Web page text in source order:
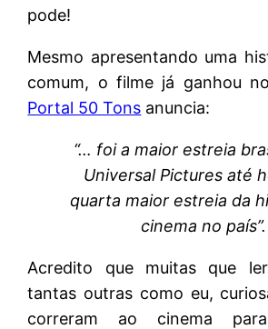
pode!
Mesmo apresentando uma
comum, o filme já ganhou
Portal 50 Tons anuncia:
“… foi a maior estreia
Universal Pictures até
quarta maior estreia da
cinema no país”.
Acredito que muitas que
tantas outras como eu,
correram ao cinema